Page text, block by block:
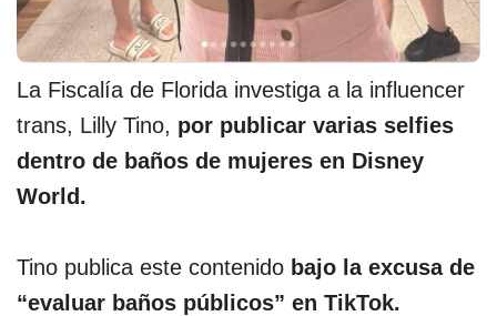
La Fiscalía de Florida investiga a la influencer
trans, Lilly Tino, por publicar varias selfies
dentro de baños de mujeres en Disney
World.
Tino publica este contenido bajo la excusa de
“evaluar baños públicos” en TikTok.